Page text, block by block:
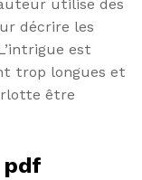
utilise des
décrire les
est
trop longues et
être
pdf